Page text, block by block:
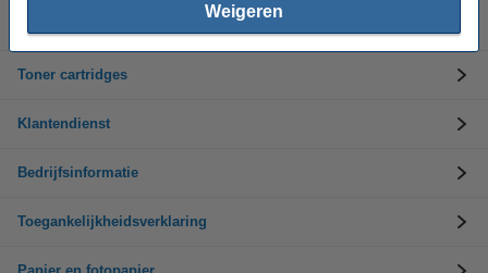
Weigeren
Toner cartridges
Klantendienst
Bedrijfsinformatie
Toegankelijkheidsverklaring